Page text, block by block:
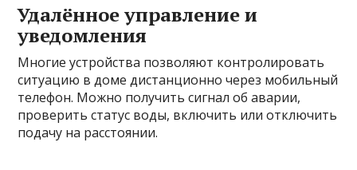
Удалённое управление и
уведомления
Многие устройства позволяют контролировать
ситуацию в доме дистанционно через мобильный
телефон. Можно получить сигнал об аварии,
проверить статус воды, включить или отключить
подачу на расстоянии.